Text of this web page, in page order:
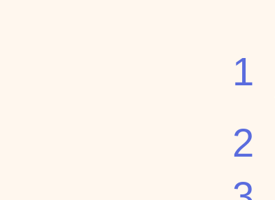
1
2